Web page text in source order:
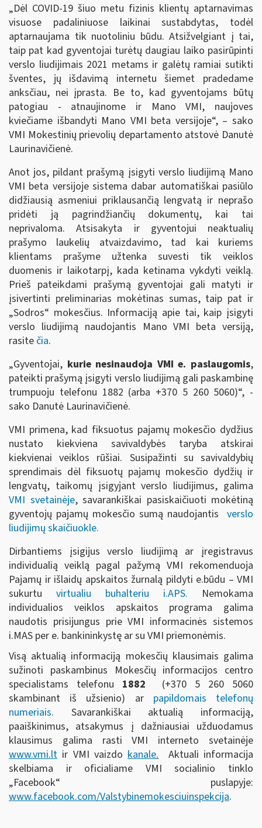
„Dėl COVID-19 šiuo metu fizinis klientų aptarnavimas
visuose padaliniuose laikinai sustabdytas, todėl
aptarnaujama tik nuotoliniu būdu. Atsižvelgiant į tai,
taip pat kad gyventojai turėtų daugiau laiko pasirūpinti
verslo liudijimais 2021 metams ir galėtų ramiai sutikti
šventes, jų išdavimą internetu šiemet pradedame
anksčiau, nei įprasta. Be to, kad gyventojams būtų
patogiau - atnaujinome ir Mano VMI, naujoves
kviečiame išbandyti Mano VMI beta versijoje“, – sako
VMI Mokestinių prievolių departamento atstovė Danutė
Laurinavičienė.
Anot jos, pildant prašymą įsigyti verslo liudijimą Mano
VMI beta versijoje sistema dabar automatiškai pasiūlo
didžiausią asmeniui priklausančią lengvatą ir neprašo
pridėti ją pagrindžiančių dokumentų, kai tai
neprivaloma. Atsisakyta ir gyventojui neaktualių
prašymo laukelių atvaizdavimo, tad kai kuriems
klientams prašyme užtenka suvesti tik veiklos
duomenis ir laikotarpį, kada ketinama vykdyti veiklą.
Prieš pateikdami prašymą gyventojai gali matyti ir
įsivertinti preliminarias mokėtinas sumas, taip pat ir
„Sodros“ mokesčius. Informaciją apie tai, kaip įsigyti
verslo liudijimą naudojantis Mano VMI beta versiją,
rasite čia.
„Gyventojai, kurie nesinaudoja VMI e. paslaugomis,
pateikti prašymą įsigyti verslo liudijimą gali paskambinę
trumpuoju telefonu 1882 (arba +370 5 260 5060)“, -
sako Danutė Laurinavičienė.
VMI primena, kad fiksuotus pajamų mokesčio dydžius
nustato kiekviena savivaldybės taryba atskirai
kiekvienai veiklos rūšiai. Susipažinti su savivaldybių
sprendimais dėl fiksuotų pajamų mokesčio dydžių ir
lengvatų, taikomų įsigyjant verslo liudijimus, galima
VMI svetainėje, savarankiškai pasiskaičiuoti mokėtiną
gyventojų pajamų mokesčio sumą naudojantis verslo
liudijimų skaičiuokle.
Dirbantiems įsigijus verslo liudijimą ar įregistravus
individualią veiklą pagal pažymą VMI rekomenduoja
Pajamų ir išlaidų apskaitos žurnalą pildyti e.būdu – VMI
sukurtu virtualiu buhalteriu i.APS. Nemokama
individualios veiklos apskaitos programa galima
naudotis prisijungus prie VMI informacinės sistemos
i.MAS per e. bankininkystę ar su VMI priemonėmis.
Visą aktualią informaciją mokesčių klausimais galima
sužinoti paskambinus Mokesčių informacijos centro
specialistams telefonu 1882
(+370 5 260 5060
skambinant iš užsienio) ar papildomais telefonų
numeriais. Savarankiškai aktualią informaciją,
paaiškinimus, atsakymus į dažniausiai užduodamus
klausimus galima rasti VMI interneto svetainėje
www.vmi.lt ir VMI vaizdokanale.Aktuali informacija
skelbiama ir oficialiame VMI socialinio tinklo
„Facebook“ puslapyje:
www.facebook.com/Valstybinemokesciuinspekcija.